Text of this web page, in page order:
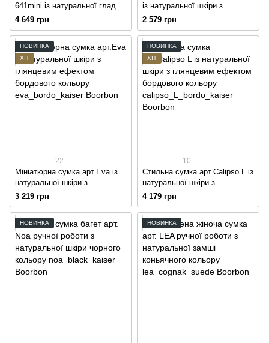
641mini із натуральної гладкої
шкіри коньячного кольору
4 649 грн
із натуральної шкіри з
глянцевим ефектом
бордового кольору
2 579 грн
НОВИНКА
ХІТ
22
Мініатюрна сумка арт.Eva із
натуральної шкіри з
глянцевим ефектом
3 219 грн
НОВИНКА
ХІТ
10
Стильна сумка арт.Calipso L із
натуральної шкіри з
глянцевим ефектом
4 179 грн
НОВИНКА НОВИНКА